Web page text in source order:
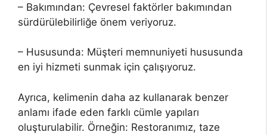
– Bakımından: Çevresel faktörler bakımından
sürdürülebilirliğe önem veriyoruz.
– Hususunda: Müşteri memnuniyeti hususunda
en iyi hizmeti sunmak için çalışıyoruz.
Ayrıca, kelimenin daha az kullanarak benzer
anlamı ifade eden farklı cümle yapıları
oluşturulabilir. Örneğin: Restoranımız, taze